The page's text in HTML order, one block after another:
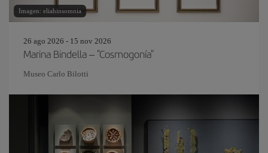
Imagen: eliahinsomnia
26 ago 2026 - 15 nov 2026
Marina Bindella – "Cosmogonía"
Museo Carlo Bilotti